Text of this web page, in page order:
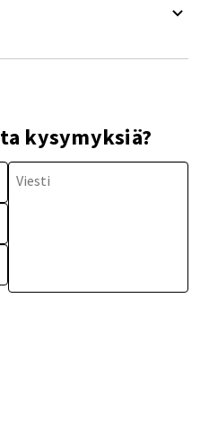
kysymyksiä?